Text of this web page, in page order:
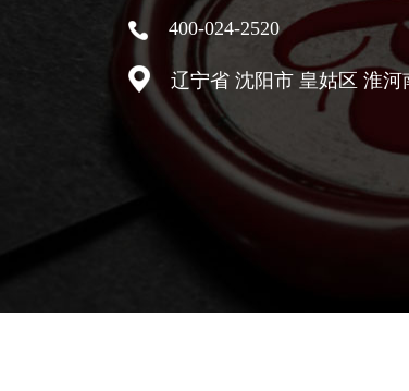
400-024-2520
辽宁省 沈阳市 皇姑区 淮河